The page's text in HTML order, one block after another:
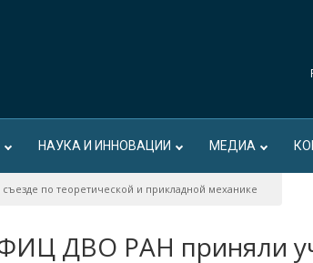
НАУКА И ИННОВАЦИИ МЕДИА
по теоретической и прикладной механике
ДВО РАН приняли